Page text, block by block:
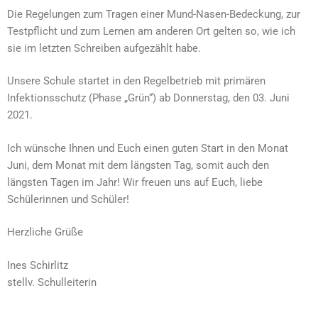
Die Regelungen zum Tragen einer Mund-Nasen-Bedeckung, zur
Testpflicht und zum Lernen am anderen Ort gelten so, wie ich
sie im letzten Schreiben aufgezählt habe.
Unsere Schule startet in den Regelbetrieb mit primären
Infektionsschutz (Phase „Grün“) ab Donnerstag, den 03. Juni
2021.
Ich wünsche Ihnen und Euch einen guten Start in den Monat
Juni, dem Monat mit dem längsten Tag, somit auch den
längsten Tagen im Jahr! Wir freuen uns auf Euch, liebe
Schülerinnen und Schüler!
Herzliche Grüße
Ines Schirlitz
stellv. Schulleiterin